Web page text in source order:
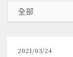
2021/03/24